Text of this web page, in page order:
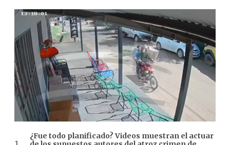
¿Fue todo planificado? Videos muestran el actuar